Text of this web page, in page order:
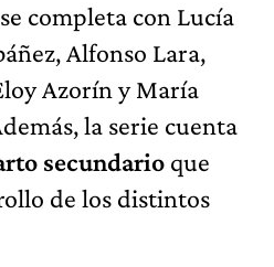
completa con Lucía
Alfonso Lara,
Azorín y María
la serie cuenta
secundario que
de los distintos